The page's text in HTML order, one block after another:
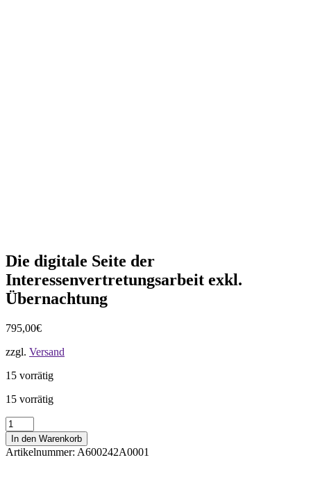
Die digitale Seite der
Interessenvertretungsarbeit exkl.
Übernachtung
795,00€
zzgl. Versand
15 vorrätig
15 vorrätig
Die
digitale
Seite
der
In den Warenkorb
Artikelnummer: A600242A0001